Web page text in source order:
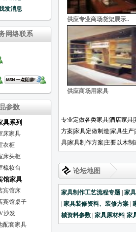
网络联系
参数
具系列
床家具
衣柜
床头柜
梳妆台
馆家具
宾馆床
宾馆桌子
沙发
配套家具
供应专业商场货架展示..
供应商场用家具
专业定做各类家具|酒店家具
方案|家具定做制造|家具生
具|家具制作方案|主要以木
论坛地图
家具制作工艺流程专题 家
家具装修资料、装修方案
械资料参数 家具原材料 家